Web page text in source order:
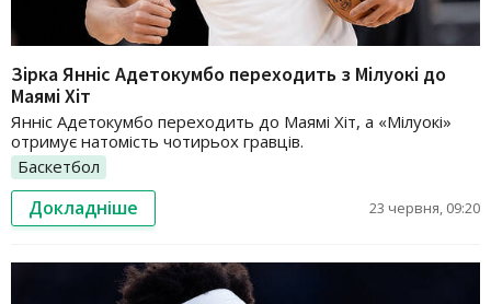
Зірка Янніс Адетокумбо переходить з Мілуокі до
Маямі Хіт
Янніс Адетокумбо переходить до Маямі Хіт, а «Мілуокі»
отримує натомість чотирьох гравців.
Баскетбол
Докладніше 23 червня, 09:20